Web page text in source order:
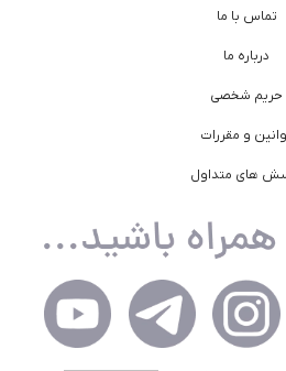
تماس با ما
درباره ما
حریم شخصی
و مقررات
های متداول